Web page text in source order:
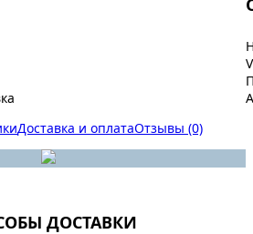
Доставка и оплатаОтзывы (0)
ДОСТАВКИ